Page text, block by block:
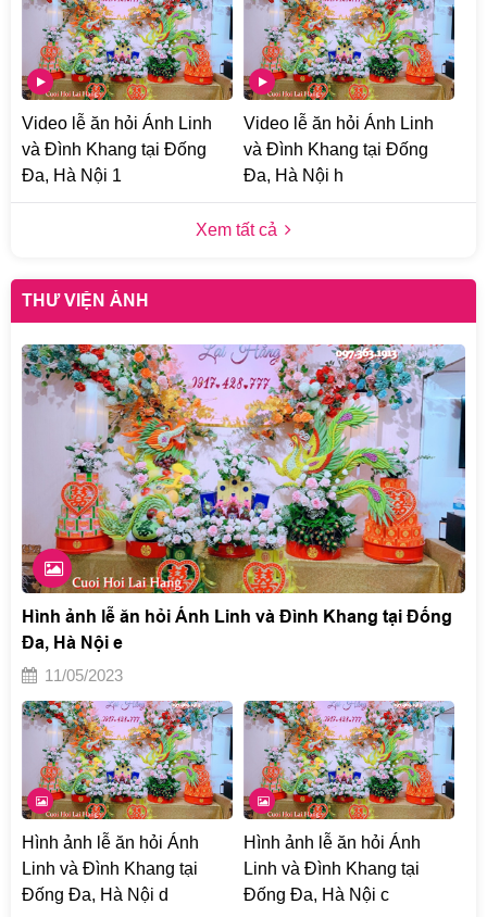
Video lễ ăn hỏi Ánh Linh
và Đình Khang tại Đống
Đa, Hà Nội 1
Video lễ ăn hỏi Ánh Linh
và Đình Khang tại Đống
Đa, Hà Nội h
Xem tất cả
THƯ VIỆN ẢNH
Hình ảnh lễ ăn hỏi Ánh Linh và Đình Khang tại Đống
Đa, Hà Nội e
11/05/2023
Hình ảnh lễ ăn hỏi Ánh
Linh và Đình Khang tại
Đống Đa, Hà Nội d
Hình ảnh lễ ăn hỏi Ánh
Linh và Đình Khang tại
Đống Đa, Hà Nội c